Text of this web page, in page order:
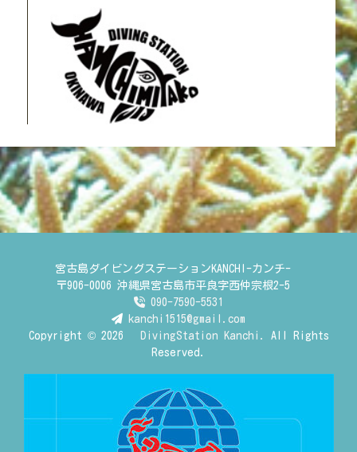
宮古島ダイビングステーションKANCHI-カンチ-
〒906-0006 沖縄県宮古島市平良字西仲宗根2-5
090-7590-5531
kanchi1515@gmail.com
Copyright © 2026
DivingStation Kanchi.
All Rights
Reserved.